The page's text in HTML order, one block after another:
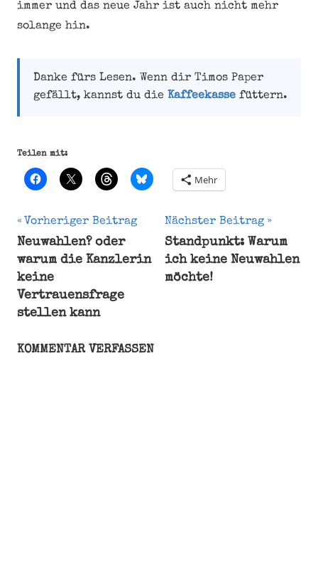
immer und das neue Jahr ist auch nicht mehr
solange hin.
Danke fürs Lesen. Wenn dir Timos Paper
gefällt, kannst du die Kaffeekassefüttern.
Teilen mit:
Mehr
Bremerhaven
Ende
neue
Woche
VG
Beitragsnavigation
Vorheriger Beitrag
Neuwahlen? oder
warum die Kanzlerin
keine
Vertrauensfrage
stellen kann
Nächster Beitrag
Standpunkt: Warum
ich keine Neuwahlen
möchte!
KOMMENTAR VERFASSEN